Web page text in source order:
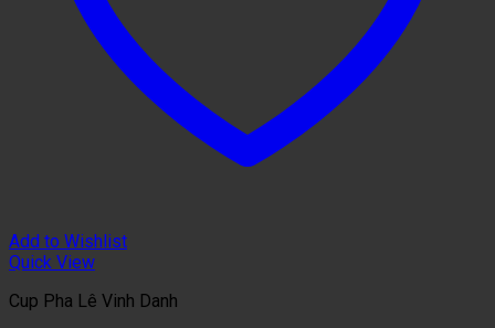
Add to Wishlist
Quick View
Cup Pha Lê Vinh Danh